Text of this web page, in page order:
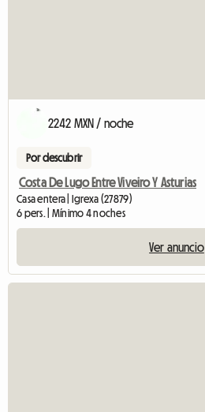
2242 MXN / noche
Por descubrir
Costa De Lugo Entre Viveiro Y Asturias
Casa entera | Igrexa (27879)
6 pers. | Mínimo 4 noches
Ver anuncio